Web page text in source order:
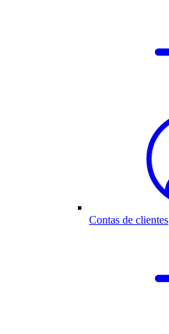
Contas de clientes